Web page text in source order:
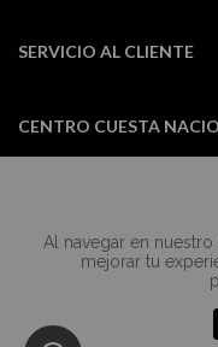
Al navegar en
mejorar tu
SERVICIO AL CLIENTE
CENTRO CUESTA
Todos